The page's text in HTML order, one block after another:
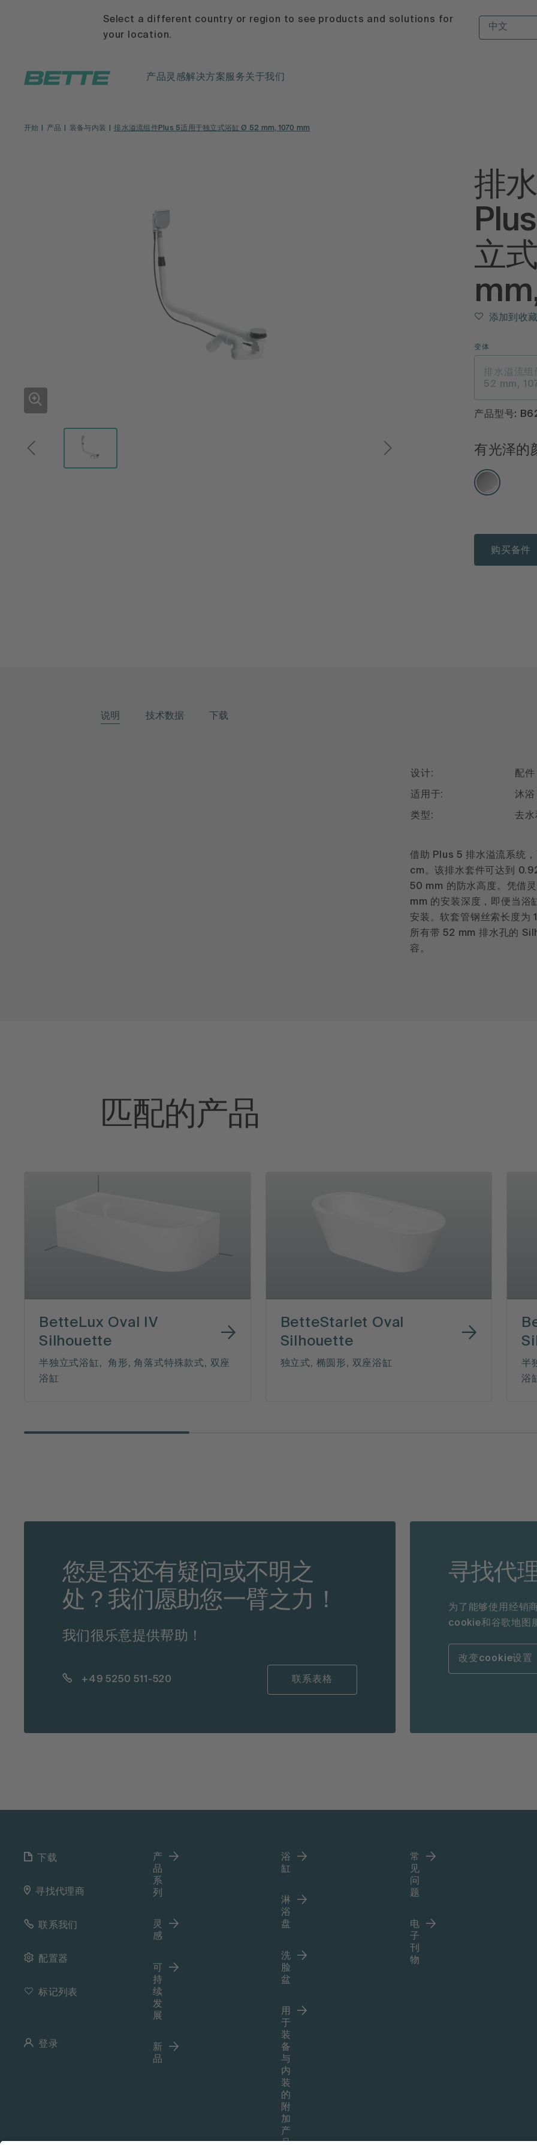
Select a different country or region to see products and solutions for
your location.
中文
产品灵感解决方案服务关于我们
开始 产品 装备与内装 排水溢流组件Plus 5适用于独立式浴缸 Ø 52 mm, 1070 mm
排
立
添加到收
变体
排水溢流
52 mm,
产品型号:
有光泽的
购买备件
说明 技术数据 下载
设计: 配件
适用于: 沐浴
类型: 去水
借助 Plus 5 排水溢流系统
cm。该排水套件可达到
50 mm 的防水高度。凭借
mm 的安装深度，即便当浴
安装。软套管钢丝索长度为
所有带 52 mm 排水孔的
容。
匹配的产品
BetteLux Oval IV
Silhouette
半独立式浴缸, 角形, 角落式特殊款式, 双座
浴缸
BetteStarlet Oval
Silhouette
独立式, 椭圆形, 双座浴缸
半
浴
您是否还有疑问或不明之
处？我们愿助您一臂之力！
我们很乐意提供帮助！
+49 5250 511-520 联系表格
寻找代
为了能够使用经销
cookie和谷歌地图
改变cookie设置
下载
寻找代理商
联系我们
配置器
标记列表
登录
产
品
系
列
灵
感
可
持
续
发
展
新
品
浴
缸
淋
浴
盘
洗
脸
盆
用
于
装
备
与
内
装
的
附
加
产
品
常
见
问
题
电
子
刊
物